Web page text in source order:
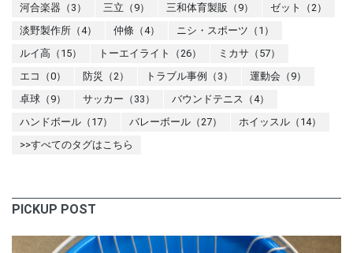
河合楽器（3）
三立（9） 三和体育製販（9）
ゼット（2）
淡野製作所（4）
仲條（4）
ニシ・スポーツ（1）
ルイ高（15）
トーエイライト（26）
ミカサ（57）
エコ（0）
防災（2） トラブル事例（3）
運動会（9）
卓球（9）
サッカー（33）
バウンドテニス（4）
ハンドボール（17）
バレーボール（27）
ホイッスル（14）
>>すべてのタグはこちら
PICKUP POST